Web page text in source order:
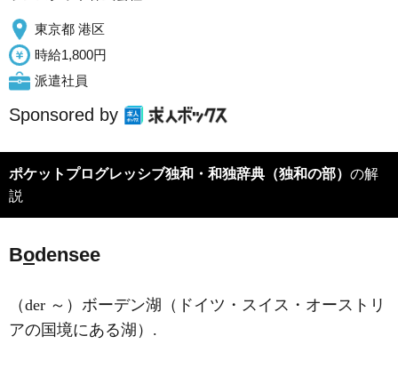
東京都 港区
時給1,800円
派遣社員
Sponsored by
ポケットプログレッシブ独和・和独辞典（独和の部） の解
説
Bodensee
（der ～）ボーデン湖（ドイツ・スイス・オーストリ
アの国境にある湖）.